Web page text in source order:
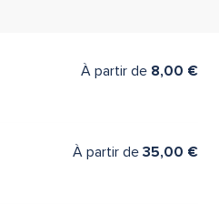
À partir de 8,00 €
À partir de35,00 €